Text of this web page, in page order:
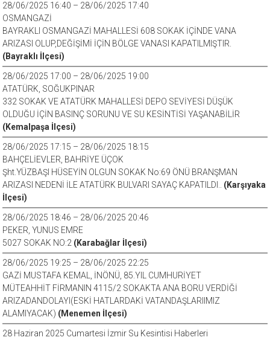
28/06/2025 16:40 – 28/06/2025 17:40
OSMANGAZİ
BAYRAKLI OSMANGAZİ MAHALLESİ 608 SOKAK İÇİNDE VANA
ARIZASI OLUP,DEĞİŞİMİ İÇİN BÖLGE VANASI KAPATILMIŞTIR.
(Bayraklı İlçesi)
28/06/2025 17:00 – 28/06/2025 19:00
ATATÜRK, SOĞUKPINAR
332 SOKAK VE ATATÜRK MAHALLESİ DEPO SEVİYESİ DÜŞÜK
OLDUĞU İÇİN BASINÇ SORUNU VE SU KESİNTİSİ YAŞANABİLİR
(Kemalpaşa İlçesi)
28/06/2025 17:15 – 28/06/2025 18:15
BAHÇELİEVLER, BAHRİYE ÜÇOK
Şht.YÜZBAŞI HÜSEYİN OLGUN SOKAK No:69 ÖNÜ BRANŞMAN
ARIZASI NEDENİ İLE ATATÜRK BULVARI SAYAÇ KAPATILDI.. (Karşıyaka
İlçesi)
28/06/2025 18:46 – 28/06/2025 20:46
PEKER, YUNUS EMRE
5027 SOKAK NO:2 (Karabağlar İlçesi)
28/06/2025 19:25 – 28/06/2025 22:25
GAZİ MUSTAFA KEMAL, İNÖNÜ, 85.YIL CUMHURİYET
MÜTEAHHİT FİRMANIN 4115/2 SOKAKTA ANA BORU VERDİĞİ
ARIZADANDOLAYI(ESKİ HATLARDAKİ VATANDAŞLARIIMIZ
ALAMIYACAK) (Menemen İlçesi)
28 Haziran 2025 Cumartesi İzmir Su Kesintisi Haberleri